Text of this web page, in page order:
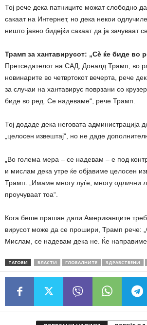
Тој рече дека патниците можат слободно
сакаат на Интернет, но дека некои
ништо јавно бидејќи сакаат да ја зачуваат
Трамп за хантавирусот: „Сè ќе биде во
Претседателот на САД, Доналд Трамп, во
новинарите во четвртокот вечерта, рече
за случаи на хантавирус поврзани со
биде во ред. Се надеваме“, рече Трамп.
Тој додаде дека неговата администрација
„целосен извештај“, но не даде
„Во голема мера – се надевам – е под
и мислам дека утре ќе објавиме целосен
Трамп. „Имаме многу луѓе, многу одлични
проучуваат тоа“.
Кога беше прашан дали Американците
вирусот може да се прошири, Трамп рече:
Мислам, се надевам дека не. Ќе
ТАГОВИ ВЛАСТИ ГЛОБАЛНИТЕ ЗДРАВСТВЕНИ